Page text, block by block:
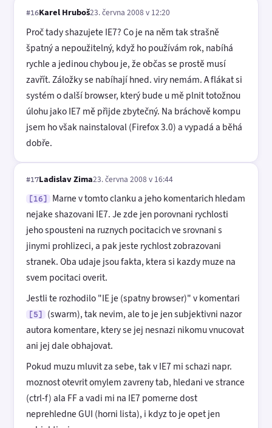
#16Karel Hruboš23. června 2008 v 12:20
Proč tady shazujete IE7? Co je na něm tak strašně
špatný a nepoužitelný, když ho používám rok, nabíhá
rychle a jedinou chybou je, že občas se prostě musí
zavřít. Záložky se nabíhají hned. viry nemám. A flákat si
systém o další browser, který bude u mě plnit totožnou
úlohu jako IE7 mě přijde zbytečný. Na bráchově kompu
jsem ho však nainstaloval (Firefox 3.0) a vypadá a běhá
dobře.
#17Ladislav Zima23. června 2008 v 16:44
[16]
Marne v tomto clanku a jeho komentarich hledam
nejake shazovani IE7. Je zde jen porovnani rychlosti
jeho spousteni na ruznych pocitacich ve srovnani s
jinymi prohlizeci, a pak jeste rychlost zobrazovani
stranek. Oba udaje jsou fakta, ktera si kazdy muze na
svem pocitaci overit.
Jestli te rozhodilo "IE je (spatny browser)" v komentari
[5]
(swarm), tak nevim, ale to je jen subjektivni nazor
autora komentare, ktery se jej nesnazi nikomu vnucovat
ani jej dale obhajovat.
Pokud muzu mluvit za sebe, tak v IE7 mi schazi napr.
moznost otevrit omylem zavreny tab, hledani ve strance
(ctrl-f) ala FF a vadi mi na IE7 pomerne dost
neprehledne GUI (horni lista), i kdyz to je opet jen